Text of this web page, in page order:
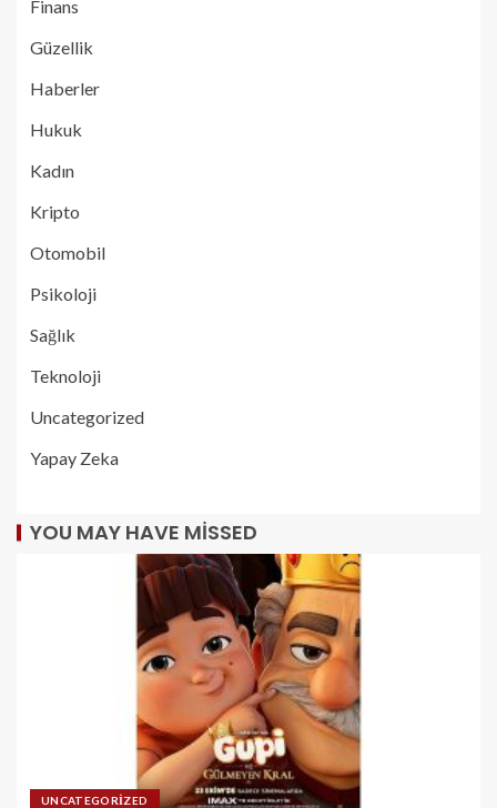
Finans
Güzellik
Haberler
Hukuk
Kadın
Kripto
Otomobil
Psikoloji
Sağlık
Teknoloji
Uncategorized
Yapay Zeka
YOU MAY HAVE MISSED
UNCATEGORIZED